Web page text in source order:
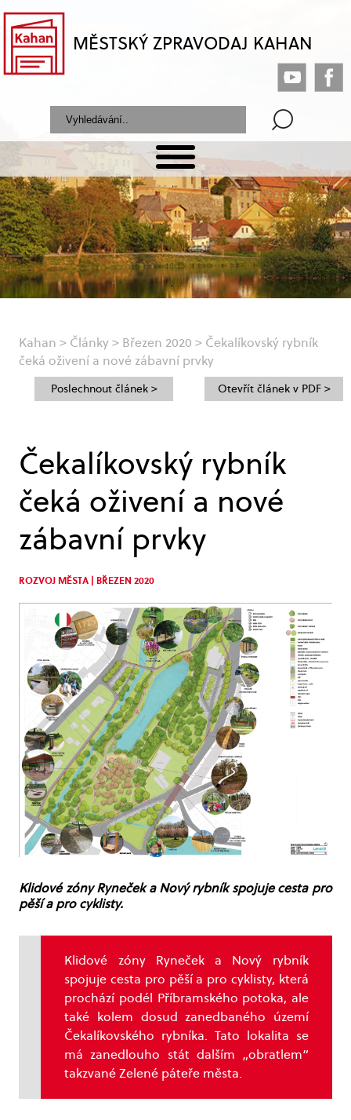
MĚSTSKÝ ZPRAVODAJ KAHAN
Kahan > Články> Březen 2020 > Čekalíkovský rybník
čeká oživení a nové zábavní prvky
Čekalíkovský rybník
čeká oživení a nové
zábavní prvky
ROZVOJ MĚSTA | BŘEZEN 2020
Klidové zóny Ryneček a Nový rybník spojuje cesta pro
pěší a pro cyklisty.
Klidové zóny Ryneček a Nový rybník
spojuje cesta pro pěší a pro cyklisty, která
prochází podél Příbramského potoka, ale
také kolem dosud zanedbaného území
Čekalíkovského rybníka. Tato lokalita se
má zanedlouho stát dalším „obratlem“
takzvané Zelené páteře města.
Poslechnout článek > Otevřít článek v PDF >